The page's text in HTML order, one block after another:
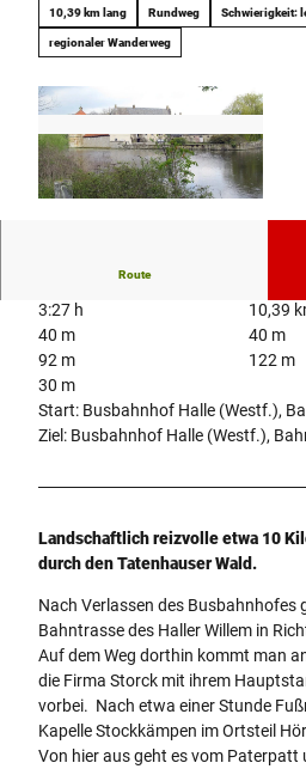
10,39 km lang Rundweg Schwierigkeit:
regionaler Wanderweg
Route
3:27 h
10,39
40 m
40 m
92 m
122 m
30 m
Start: Busbahnhof Halle (Westf.),
Ziel: Busbahnhof Halle (Westf.),
Landschaftlich reizvolle etwa 10
durch den Tatenhauser Wald.
Nach Verlassen des Busbahnhofes
Bahntrasse des Haller Willem in
Auf dem Weg dorthin kommt man
die Firma Storck mit ihrem
vorbei. Nach etwa einer Stunde
Kapelle Stockkämpen im Ortsteil
Von hier aus geht es vom Paterpatt